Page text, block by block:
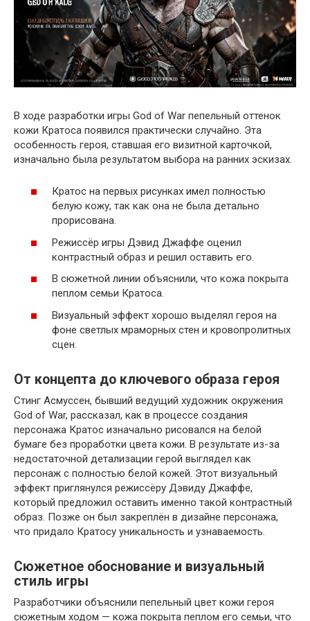
В ходе разработки игры God of War пепельный оттенок
кожи Кратоса появился практически случайно. Эта
особенность героя, ставшая его визитной карточкой,
изначально была результатом выбора на ранних эскизах.
Кратос на первых рисунках имел полностью
белую кожу, так как она не была детально
прорисована.
Режиссёр игры Дэвид Джаффе оценил
контрастный образ и решил оставить его.
В сюжетной линии объяснили, что кожа покрыта
пеплом семьи Кратоса.
Визуальный эффект хорошо выделял героя на
фоне светлых мраморных стен и кровопролитных
сцен.
От концепта до ключевого образа героя
Стинг Асмуссен, бывший ведущий художник окружения
God of War, рассказал, как в процессе создания
персонажа Кратос изначально рисовался на белой
бумаге без проработки цвета кожи. В результате из-за
недостаточной детализации герой выглядел как
персонаж с полностью белой кожей. Этот визуальный
эффект приглянулся режиссёру Дэвиду Джаффе,
который предложил оставить именно такой контрастный
образ. Позже он был закреплён в дизайне персонажа,
что придало Кратосу уникальность и узнаваемость.
Сюжетное обоснование и визуальный
стиль игры
Разработчики объяснили пепельный цвет кожи героя
сюжетным ходом — кожа покрыта пеплом его семьи, что